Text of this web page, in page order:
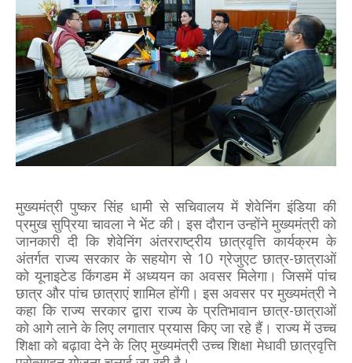
मुख्यमंत्री पुष्कर सिंह धामी से सचिवालय में शेवेनिंग इंडिया की
प्रमुख सुप्रिया चावला ने भेंट की। इस दौरान उन्होंने मुख्यमंत्री को
जानकारी दी कि शेवेनिंग अंतरराष्ट्रीय छात्रवृत्ति कार्यक्रम के
अंतर्गत राज्य सरकार के सहयोग से 10 ग्रेजुएट छात्र-छात्राओं
को यूनाइटेड किंगडम में अध्ययन का अवसर मिलेगा। जिसमें पांच
छात्र और पांच छात्राएं शामिल होंगी। इस अवसर पर मुख्यमंत्री ने
कहा कि राज्य सरकार द्वारा राज्य के प्रतिभावान छात्र-छात्राओं
को आगे लाने के लिए लगातार प्रयास किए जा रहे हैं। राज्य में उच्च
शिक्षा को बढ़ावा देने के लिए मुख्यमंत्री उच्च शिक्षा मेधावी छात्रवृत्ति